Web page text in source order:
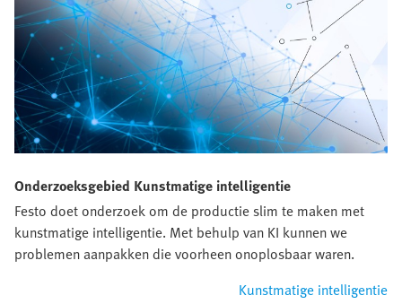
Onderzoeksgebied Kunstmatige intelligentie
Festo doet onderzoek om de productie slim te maken met
kunstmatige intelligentie. Met behulp van KI kunnen we
problemen aanpakken die voorheen onoplosbaar waren.
Kunstmatige intelligentie